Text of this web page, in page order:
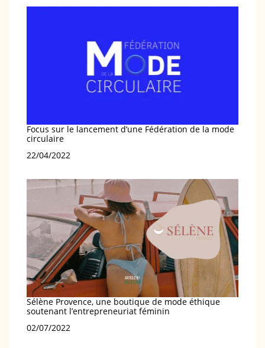
Focus sur le lancement d’une Fédération de la mode
circulaire
Date
22/04/2022
Sélène Provence, une boutique de mode éthique
soutenant l’entrepreneuriat féminin
Date
02/07/2022